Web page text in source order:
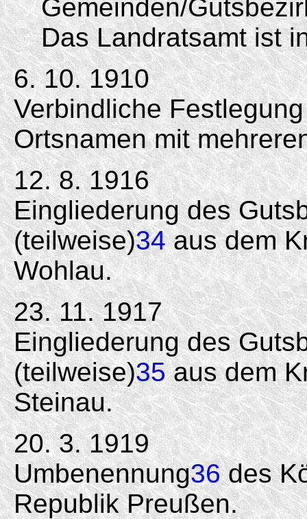
Gemeinden/
Das Landratsamt ist
6. 10. 1910
Verbindliche
Ortsnamen mit
12. 8. 1916
Eingliederung des
(teilweise)34 aus dem
Wohlau.
23. 11. 1917
Eingliederung des
(teilweise)35aus dem
Steinau.
20. 3. 1919
Umbenennung36des
Republik Preußen.